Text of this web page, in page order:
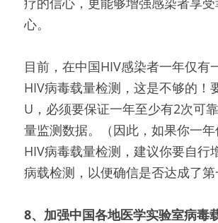
心。
目前，在中国HIV感染者一年仅有
HIV病毒载量检测，这是不够的！
U，必须要保证一年至少有2次可
量监测数据。（因此，如果你一
HIV病毒载量检测，建议你要自行
病载检测，以便确信是否达成了第
8、加强中国各地医学实验室病毒